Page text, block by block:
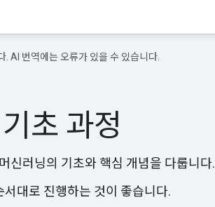
. AI 번역에는 오류가 있을 수 있습니다.
기초 과정
신러닝의 기초와 핵심 개념을 다룹니다.
서대로 진행하는 것이 좋습니다.